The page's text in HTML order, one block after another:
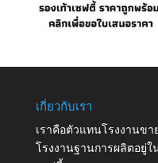
เกี่ยวกับเรา
เราคือตัวแทนโรงงานขา
โรงงานฐานการผลิตอยู่ใ